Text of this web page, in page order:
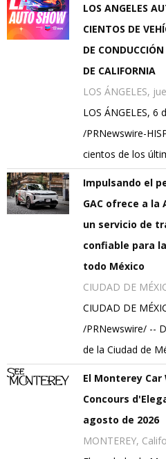
LOS ANGELES
CIENTOS DE
DE
DE CALIFORNIA
LOS ÁNGELES,
LOS ÁNGELES,
/PRNewswire-
cientos de los
Impulsando el
GAC ofrece a la
un servicio de
confiable para
todo México
CIUDAD DE
CIUDAD DE
/PRNewswire/ --
de la Ciudad de
El Monterey Car
Concours
agosto de 2026
MONTEREY,